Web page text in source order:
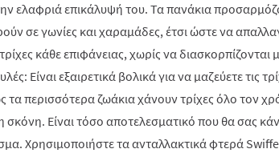
ελαφριά επικάλυψή του. Τα πανάκια
σε γωνίες και χαραμάδες, έτσι ώστε να
κάθε επιφάνειας, χωρίς να διασκορπίζονται
Είναι εξαιρετικά βολικά για να μαζεύετε τις
τα περισσότερα ζωάκια χάνουν τρίχες όλο τον
σκόνη. Είναι τόσο αποτελεσματικό που θα σας
Χρησιμοποιήστε τα ανταλλακτικά φτερά